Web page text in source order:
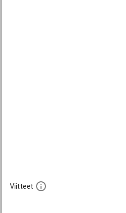
Viitteet